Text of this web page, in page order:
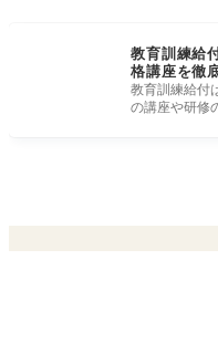
教育訓練給
格講座を徹
教育訓練給付
の講座や研修